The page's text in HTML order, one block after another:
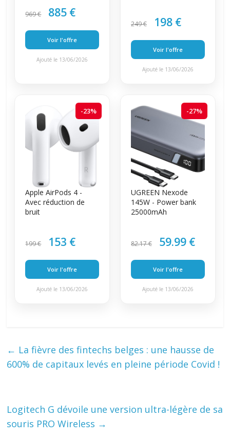
969 € 885 €
Voir l'offre
Ajouté le 13/06/2026
249 € 198 €
Voir l'offre
Ajouté le 13/06/2026
-23%
Apple AirPods 4 -
Avec réduction de
bruit
199 € 153 €
Voir l'offre
Ajouté le 13/06/2026
-27%
UGREEN Nexode
145W - Power bank
25000mAh
82.17 € 59.99 €
Voir l'offre
Ajouté le 13/06/2026
← La fièvre des fintechs belges : une hausse de
600% de capitaux levés en pleine période Covid !
Logitech G dévoile une version ultra-légère de sa
souris PRO Wireless →